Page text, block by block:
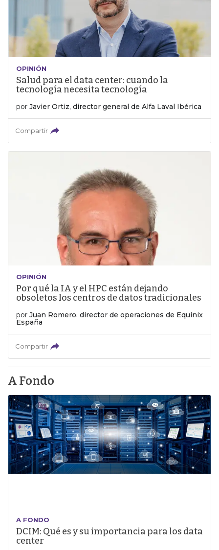
OPINIÓN
Salud para el data center: cuando la
tecnología necesita tecnología
por Javier Ortiz, director general de Alfa Laval Ibérica
Compartir
OPINIÓN
Por qué la IA y el HPC están dejando
obsoletos los centros de datos tradicionales
por Juan Romero, director de operaciones de Equinix
España
Compartir
A Fondo
A FONDO
DCIM: Qué es y su importancia para los data
center